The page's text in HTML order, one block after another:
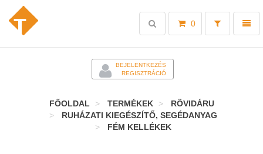
Toggle
0
Toggle
search
BEJELENTKEZÉS
REGISZTRÁCIÓ
FŐOLDAL TERMÉKEK
RÖVIDÁRU
RUHÁZATI KIEGÉSZÍTŐ, SEGÉDANYAG
FÉM KELLÉKEK